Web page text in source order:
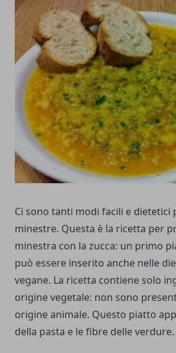
Ci sono tanti modi facili e dietetici
minestre. Questa è la ricetta per
minestra con la zucca: un primo
può essere inserito anche nelle
vegane. La ricetta contiene solo
origine vegetale: non sono
origine animale. Questo piatto
della pasta e le fibre delle verdure.